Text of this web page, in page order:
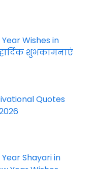
Wishes in
शुभकामनाएं
Quotes
Shayari in